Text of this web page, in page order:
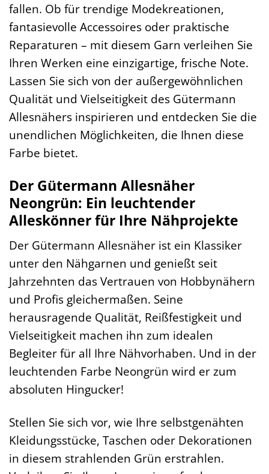
fallen. Ob für trendige Modekreationen,
fantasievolle Accessoires oder praktische
Reparaturen – mit diesem Garn verleihen Sie
Ihren Werken eine einzigartige, frische Note.
Lassen Sie sich von der außergewöhnlichen
Qualität und Vielseitigkeit des Gütermann
Allesnähers inspirieren und entdecken Sie die
unendlichen Möglichkeiten, die Ihnen diese
Farbe bietet.
Der Gütermann Allesnäher
Neongrün: Ein leuchtender
Alleskönner für Ihre Nähprojekte
Der Gütermann Allesnäher ist ein Klassiker
unter den Nähgarnen und genießt seit
Jahrzehnten das Vertrauen von Hobbynähern
und Profis gleichermaßen. Seine
herausragende Qualität, Reißfestigkeit und
Vielseitigkeit machen ihn zum idealen
Begleiter für all Ihre Nähvorhaben. Und in der
leuchtenden Farbe Neongrün wird er zum
absoluten Hingucker!
Stellen Sie sich vor, wie Ihre selbstgenähten
Kleidungsstücke, Taschen oder Dekorationen
in diesem strahlenden Grün erstrahlen.